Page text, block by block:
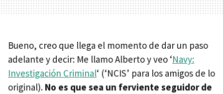
Bueno, creo que llega el momento de dar un paso
adelante y decir: Me llamo Alberto y veo ‘Navy:
Investigación Criminal‘ (‘NCIS’ para los amigos de lo
original). No es que sea un ferviente seguidor de